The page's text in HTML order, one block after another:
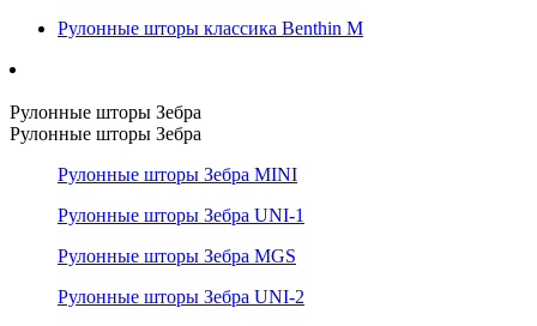
Рулонные шторы классика Benthin M
Рулонные шторы Зебра
Рулонные шторы Зебра
Рулонные шторы Зебра MINI
Рулонные шторы Зебра UNI-1
Рулонные шторы Зебра MGS
Рулонные шторы Зебра UNI-2